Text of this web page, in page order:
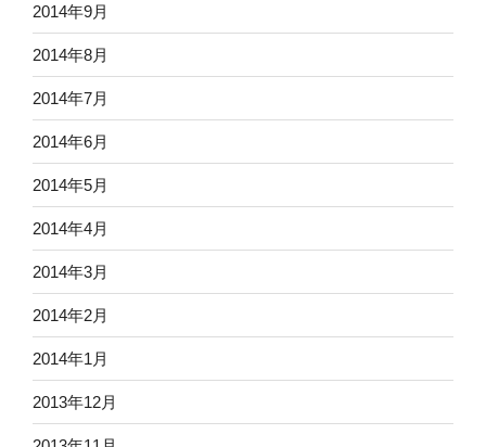
2014年9月
2014年8月
2014年7月
2014年6月
2014年5月
2014年4月
2014年3月
2014年2月
2014年1月
2013年12月